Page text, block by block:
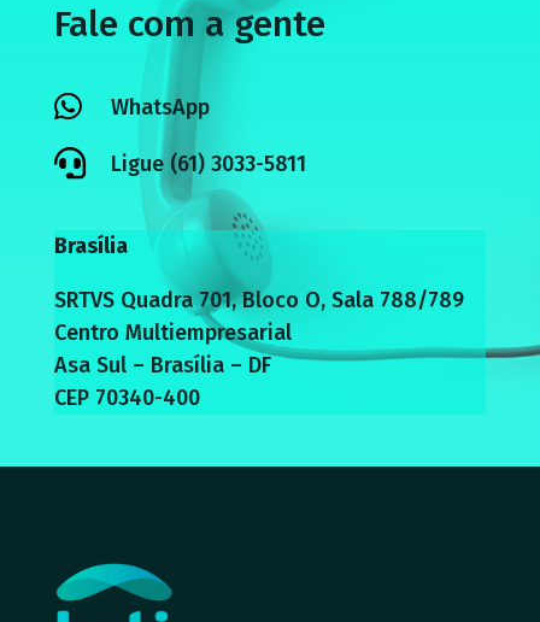
Fale com a gente
 WhatsApp
 Ligue (61) 3033-5811
Brasília
SRTVS Quadra 701, Bloco O, Sala 788/789
Centro Multiempresarial
Asa Sul – Brasília – DF
CEP 70340-400